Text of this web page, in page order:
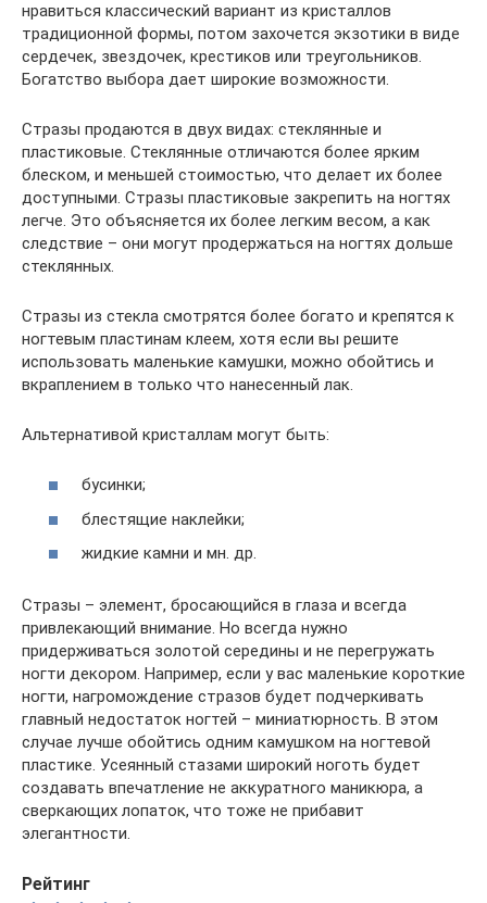
нравиться классический вариант из кристаллов
традиционной формы, потом захочется экзотики в виде
сердечек, звездочек, крестиков или треугольников.
Богатство выбора дает широкие возможности.
Стразы продаются в двух видах: стеклянные и
пластиковые. Стеклянные отличаются более ярким
блеском, и меньшей стоимостью, что делает их более
доступными. Стразы пластиковые закрепить на ногтях
легче. Это объясняется их более легким весом, а как
следствие – они могут продержаться на ногтях дольше
стеклянных.
Стразы из стекла смотрятся более богато и крепятся к
ногтевым пластинам клеем, хотя если вы решите
использовать маленькие камушки, можно обойтись и
вкраплением в только что нанесенный лак.
Альтернативой кристаллам могут быть:
бусинки;
блестящие наклейки;
жидкие камни и мн. др.
Стразы – элемент, бросающийся в глаза и всегда
привлекающий внимание. Но всегда нужно
придерживаться золотой середины и не перегружать
ногти декором. Например, если у вас маленькие короткие
ногти, нагромождение стразов будет подчеркивать
главный недостаток ногтей – миниатюрность. В этом
случае лучше обойтись одним камушком на ногтевой
пластике. Усеянный стазами широкий ноготь будет
создавать впечатление не аккуратного маникюра, а
сверкающих лопаток, что тоже не прибавит
элегантности.
Рейтинг